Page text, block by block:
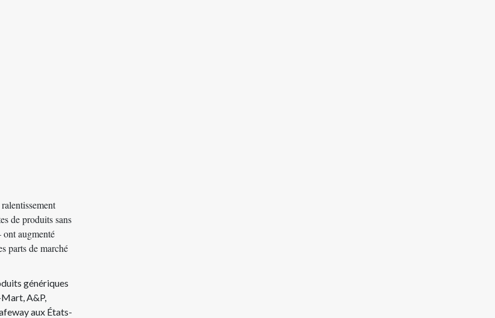
de produits sans
augmenté
parts de marché
génériques
A&P,
aux États-